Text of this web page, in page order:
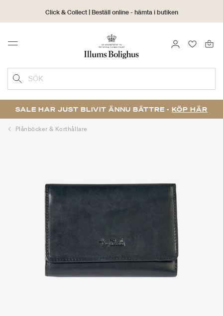
Click & Collect | Beställ online - hämta i butiken
30 dagars returrätt
Menu LOGGA IN
SÖK
SALE HAR JUST BLIVIT ÄNNU BÄTTRE - KÖP HÄR
Plånböcker & Korthållare